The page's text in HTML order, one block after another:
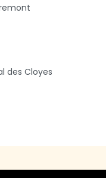
des Cloyes